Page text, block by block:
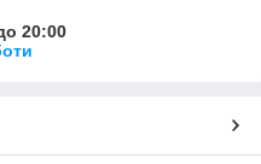
20:00